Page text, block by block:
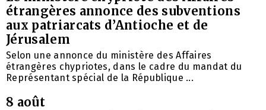
étrangères annonce des subventions
aux patriarcats d’Antioche et de
Jérusalem
Selon une annonce du ministère des Affaires
étrangères chypriotes, dans le cadre du mandat du
Représentant spécial de la République ...
8 août